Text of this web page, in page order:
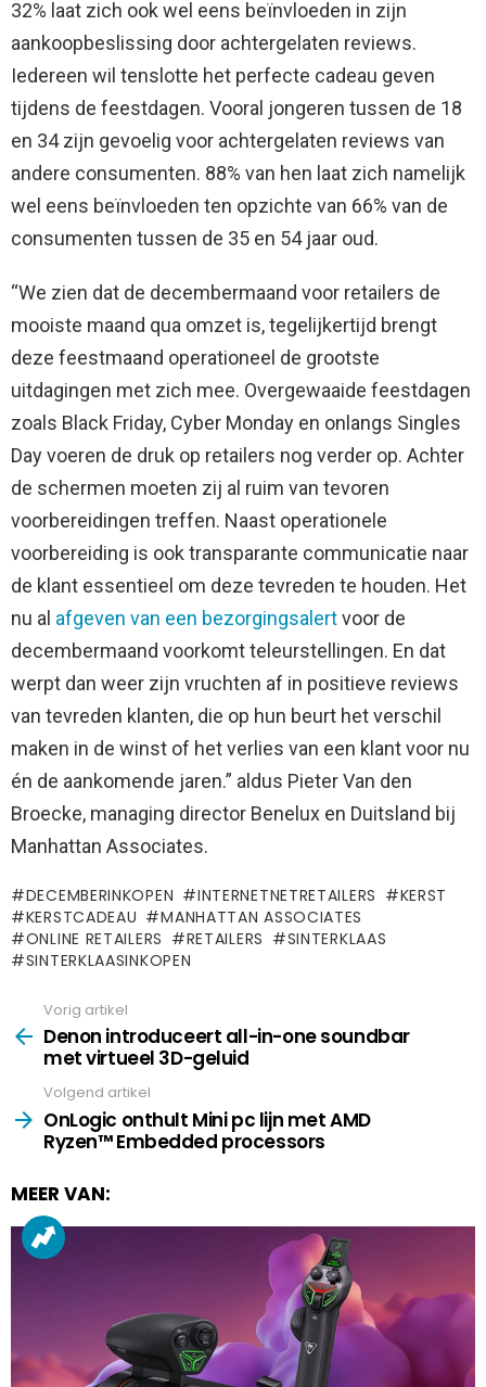
32% laat zich ook wel eens beïnvloeden in zijn
aankoopbeslissing door achtergelaten reviews.
Iedereen wil tenslotte het perfecte cadeau geven
tijdens de feestdagen. Vooral jongeren tussen de 18
en 34 zijn gevoelig voor achtergelaten reviews van
andere consumenten. 88% van hen laat zich namelijk
wel eens beïnvloeden ten opzichte van 66% van de
consumenten tussen de 35 en 54 jaar oud.
“We zien dat de decembermaand voor retailers de
mooiste maand qua omzet is, tegelijkertijd brengt
deze feestmaand operationeel de grootste
uitdagingen met zich mee. Overgewaaide feestdagen
zoals Black Friday, Cyber Monday en onlangs Singles
Day voeren de druk op retailers nog verder op. Achter
de schermen moeten zij al ruim van tevoren
voorbereidingen treffen. Naast operationele
voorbereiding is ook transparante communicatie naar
de klant essentieel om deze tevreden te houden. Het
nu al afgeven van een bezorgingsalertvoor de
decembermaand voorkomt teleurstellingen. En dat
werpt dan weer zijn vruchten af in positieve reviews
van tevreden klanten, die op hun beurt het verschil
maken in de winst of het verlies van een klant voor nu
én de aankomende jaren.” aldus Pieter Van den
Broecke, managing director Benelux en Duitsland bij
Manhattan Associates.
DECEMBERINKOPEN INTERNETNETRETAILERS
KERST
KERSTCADEAU
MANHATTAN ASSOCIATES
ONLINE RETAILERS
RETAILERS
SINTERKLAAS
SINTERKLAASINKOPEN
more
Vorig artikel
Denon introduceert all-in-one soundbar
met virtueel 3D-geluid
Volgend artikel
OnLogic onthult Mini pc lijn met AMD
Ryzen™ Embedded processors
MEER VAN: